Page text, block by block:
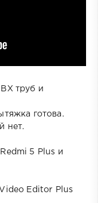
труб и
готова.
нет.
5 Plus и
Editor Plus